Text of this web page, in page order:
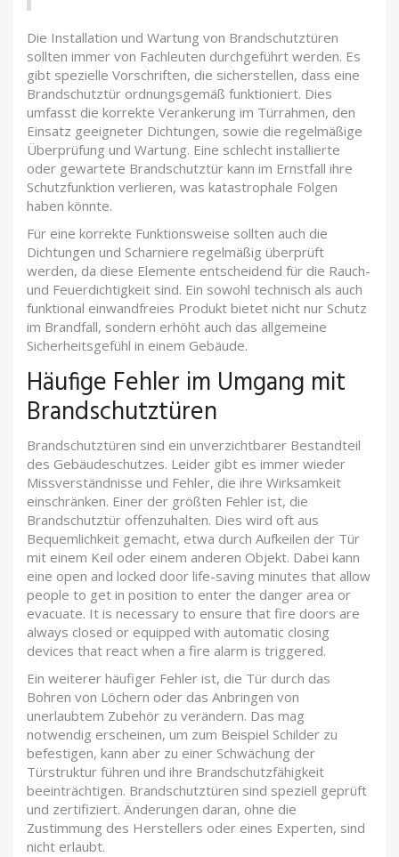
Die Installation und Wartung von Brandschutztüren
sollten immer von Fachleuten durchgeführt werden. Es
gibt spezielle Vorschriften, die sicherstellen, dass eine
Brandschutztür ordnungsgemäß funktioniert. Dies
umfasst die korrekte Verankerung im Türrahmen, den
Einsatz geeigneter Dichtungen, sowie die regelmäßige
Überprüfung und Wartung. Eine schlecht installierte
oder gewartete Brandschutztür kann im Ernstfall ihre
Schutzfunktion verlieren, was katastrophale Folgen
haben könnte.
Für eine korrekte Funktionsweise sollten auch die
Dichtungen und Scharniere regelmäßig überprüft
werden, da diese Elemente entscheidend für die Rauch-
und Feuerdichtigkeit sind. Ein sowohl technisch als auch
funktional einwandfreies Produkt bietet nicht nur Schutz
im Brandfall, sondern erhöht auch das allgemeine
Sicherheitsgefühl in einem Gebäude.
Häufige Fehler im Umgang mit
Brandschutztüren
Brandschutztüren sind ein unverzichtbarer Bestandteil
des Gebäudeschutzes. Leider gibt es immer wieder
Missverständnisse und Fehler, die ihre Wirksamkeit
einschränken. Einer der größten Fehler ist, die
Brandschutztür offenzuhalten. Dies wird oft aus
Bequemlichkeit gemacht, etwa durch Aufkeilen der Tür
mit einem Keil oder einem anderen Objekt. Dabei kann
eine open and locked door life-saving minutes that allow
people to get in position to enter the danger area or
evacuate. It is necessary to ensure that fire doors are
always closed or equipped with automatic closing
devices that react when a fire alarm is triggered.
Ein weiterer häufiger Fehler ist, die Tür durch das
Bohren von Löchern oder das Anbringen von
unerlaubtem Zubehör zu verändern. Das mag
notwendig erscheinen, um zum Beispiel Schilder zu
befestigen, kann aber zu einer Schwächung der
Türstruktur führen und ihre Brandschutzfähigkeit
beeinträchtigen. Brandschutztüren sind speziell geprüft
und zertifiziert. Änderungen daran, ohne die
Zustimmung des Herstellers oder eines Experten, sind
nicht erlaubt.